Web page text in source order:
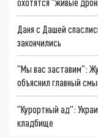
Даня с Дашей
закончились
"Мы вас заставим":
объяснил главный
"Курортный ад":
кладбище